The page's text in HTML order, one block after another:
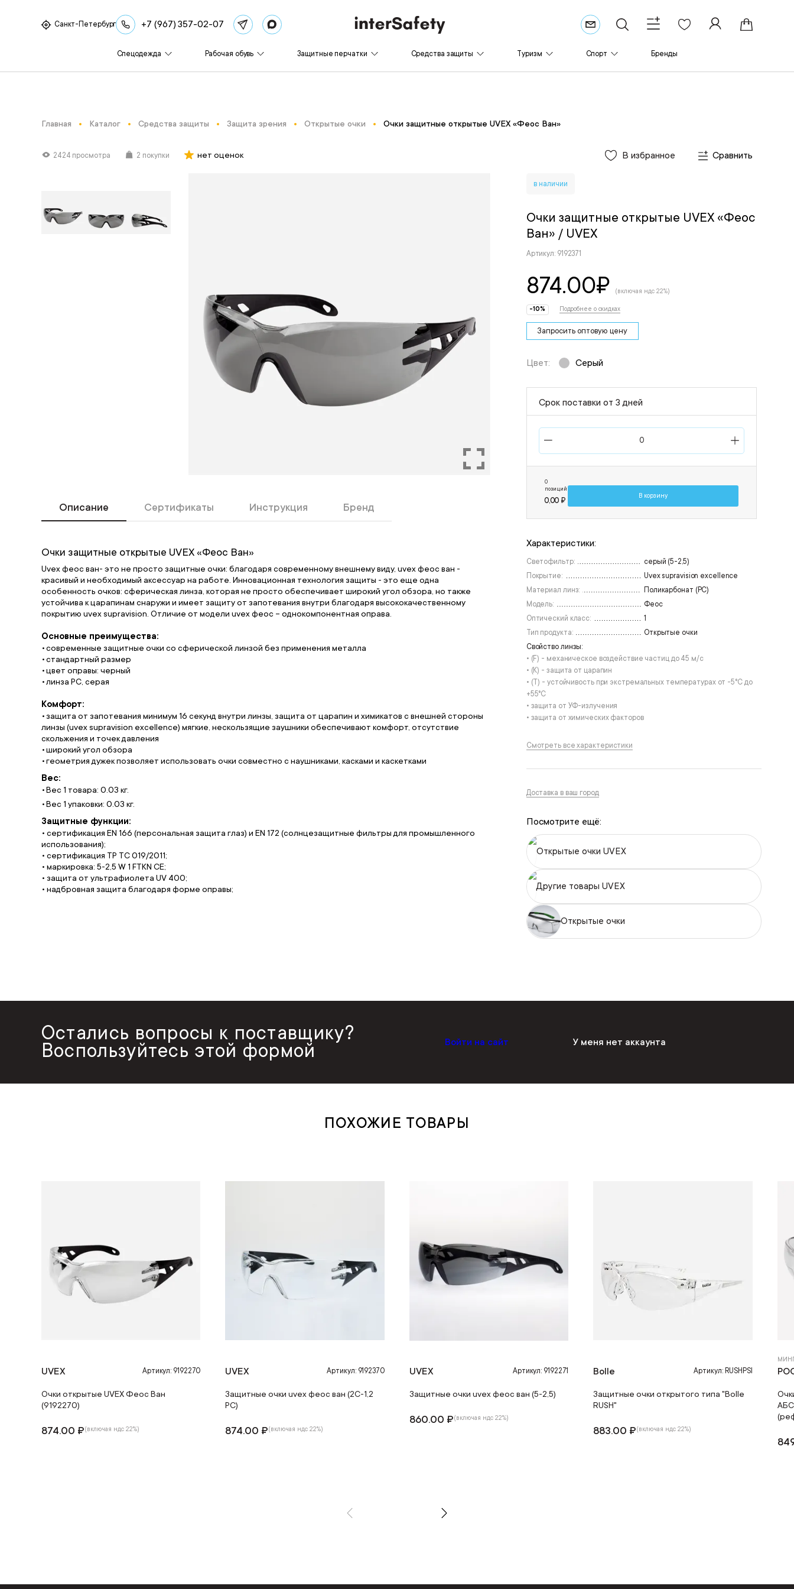
Санкт-Петербург +7 (967) 357-02-07
Спецодежда Рабочая обувь Защитные перчатки Средства защиты Туризм Спорт Бренды
Главная Каталог Средства защиты Защита зрения Открытые очки Очки защитные открытые UVEX «Феос Ван»
2424 просмотра 2 покупки нет оценок В избранное Сравнить
Описание Сертификаты Инструкция Бренд
Очки защитные открытые UVEX «Феос Ван»
Uvex феос ван- это не просто защитные очки: благодаря современному внешнему виду, uvex феос ван -
красивый и необходимый аксессуар на работе. Инновационная технология защиты - это еще одна
особенность очков: сферическая линза, которая не просто обеспечивает широкий угол обзора, но также
устойчива к царапинам снаружи и имеет защиту от запотевания внутри благодаря высококачественному
покрытию uvex supravision. Отличие от модели uvex феос – однокомпонентная оправа.
Основные преимущества:
современные защитные очки со сферической линзой без применения металла
стандартный размер
цвет оправы: черный
линза PC, серая
Комфорт:
защита от запотевания минимум 16 секунд внутри линзы, защита от царапин и химикатов с внешней стороны
линзы (uvex supravision excellence) мягкие, нескользящие заушники обеспечивают комфорт, отсутствие
скольжения и точек давления
широкий угол обзора
геометрия дужек позволяет использовать очки совместно с наушниками, касками и каскетками
Вес:
Вес 1 товара: 0.03 кг.
Вес 1 упаковки: 0.03 кг.
Защитные функции:
• сертификация EN 166 (персональная защита глаз) и EN 172 (солнцезащитные фильтры для промышленного
использования);
• сертификация ТР ТС 019/2011;
• маркировка: 5-2,5 W 1 FTKN CE;
• защита от ультрафиолета UV 400;
• надбровная защита благодаря форме оправы;
в наличии
Очки защитные открытые UVEX «Феос
Ван» / UVEX
Артикул: 9192371
874.00₽ (включая ндс 22%)
-10% Подробнее о скидках
Запросить оптовую цену
Цвет: Серый
Срок поставки от 3 дней
0
позиций
0,00 ₽
В корзину
Характеристики:
Светофильтр:
серый (5-2,5)
Покрытие:
Uvex supravision excellence
Материал линз:
Поликарбонат (РС)
Модель:
Феос
Оптический класс:
1
Тип продукта:
Открытые очки
Свойство линзы:
• (F) - механическое воздействие частиц до 45 м/с
• (К) - защита от царапин
• (T) - устойчивость при экстремальных температурах от -5°С до
+55°С
• защита от УФ-излучения
• защита от химических факторов
Смотреть все характеристики
Доставка в ваш город
Посмотрите ещё:
Открытые очки UVEX
Другие товары UVEX
Открытые очки
Остались вопросы к поставщику?
Воспользуйтесь этой формой
Войти на сайт У меня нет аккаунта
ПОХОЖИЕ ТОВАРЫ
UVEX Артикул: 9192270
Очки открытые UVEX Феос Ван
(9192270)
874.00 ₽(включая ндс 22%)
UVEX Артикул: 9192370
Защитные очки uvex феос ван (2С-1,2
PC)
874.00 ₽(включая ндс 22%)
UVEX Артикул: 9192271
Защитные очки uvex феос ван (5-2,5)
860.00 ₽(включая ндс 22%)
Bolle Артикул: RUSHPSI
Защитные очки открытого типа "Bolle
RUSH"
883.00 ₽(включая ндс 22%)